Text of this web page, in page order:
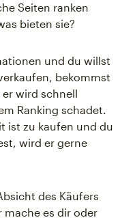
Seiten ranken
bieten sie?
und du willst
bekommst
wird schnell
Ranking schadet.
ist zu kaufen und du
wird er gerne
des Käufers
mache es dir oder